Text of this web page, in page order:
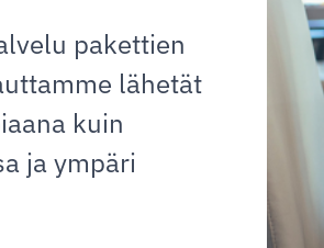
pakettien
lähetät
kuin
ja ympäri